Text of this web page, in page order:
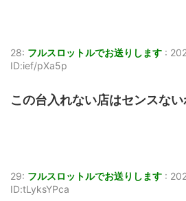
28: フルスロットルでお送りします :
ID:ief/pXa5p
この台入れない店はセンスない
29: フルスロットルでお送りします :
ID:tLyksYPca